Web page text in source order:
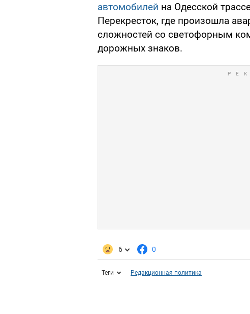
автомобилей на Одесской
Перекресток, где произошла
сложностей со светофорным
дорожных знаков.
6 0
Теги Редакционная политика